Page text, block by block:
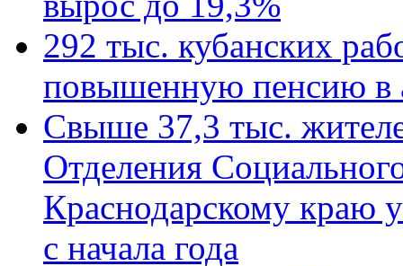
292 тыс. кубанских
повышенную пенсию в
Свыше 37,3 тыс.
Отделения
Краснодарскому краю
с начала года